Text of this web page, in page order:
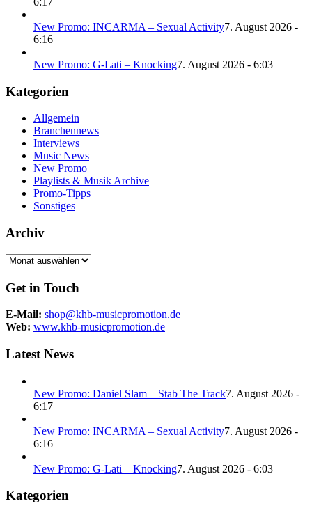
New Promo: INCARMA – Sexual Activity7. August 2026 -
6:16
New Promo: G-Lati – Knocking7. August 2026 - 6:03
Kategorien
Allgemein
Branchennews
Interviews
Music News
New Promo
Playlists & Musik Archive
Promo-Tipps
Sonstiges
Archiv
Archiv
Get in Touch
E-Mail: shop@khb-musicpromotion.de
Web: www.khb-musicpromotion.de
Latest News
New Promo: Daniel Slam – Stab The Track7. August 2026 -
6:17
New Promo: INCARMA – Sexual Activity7. August 2026 -
6:16
New Promo: G-Lati – Knocking7. August 2026 - 6:03
Kategorien